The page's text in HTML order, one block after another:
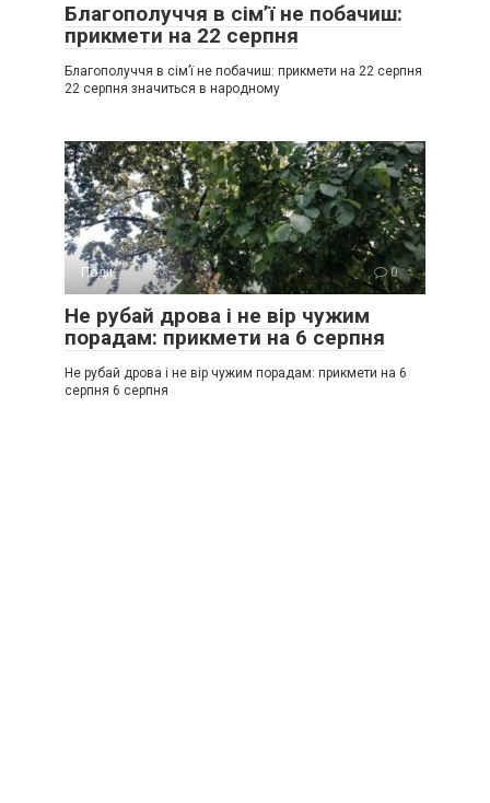
Благополуччя в сім’ї не побачиш:
прикмети на 22 серпня
Благополуччя в сім’ї не побачиш: прикмети на 22 серпня
22 серпня значиться в народному
Події 0
Не рубай дрова і не вір чужим
порадам: прикмети на 6 серпня
Не рубай дрова і не вір чужим порадам: прикмети на 6
серпня 6 серпня